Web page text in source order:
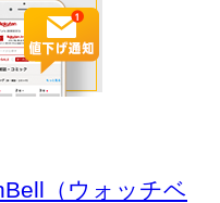
（ウォッチベ